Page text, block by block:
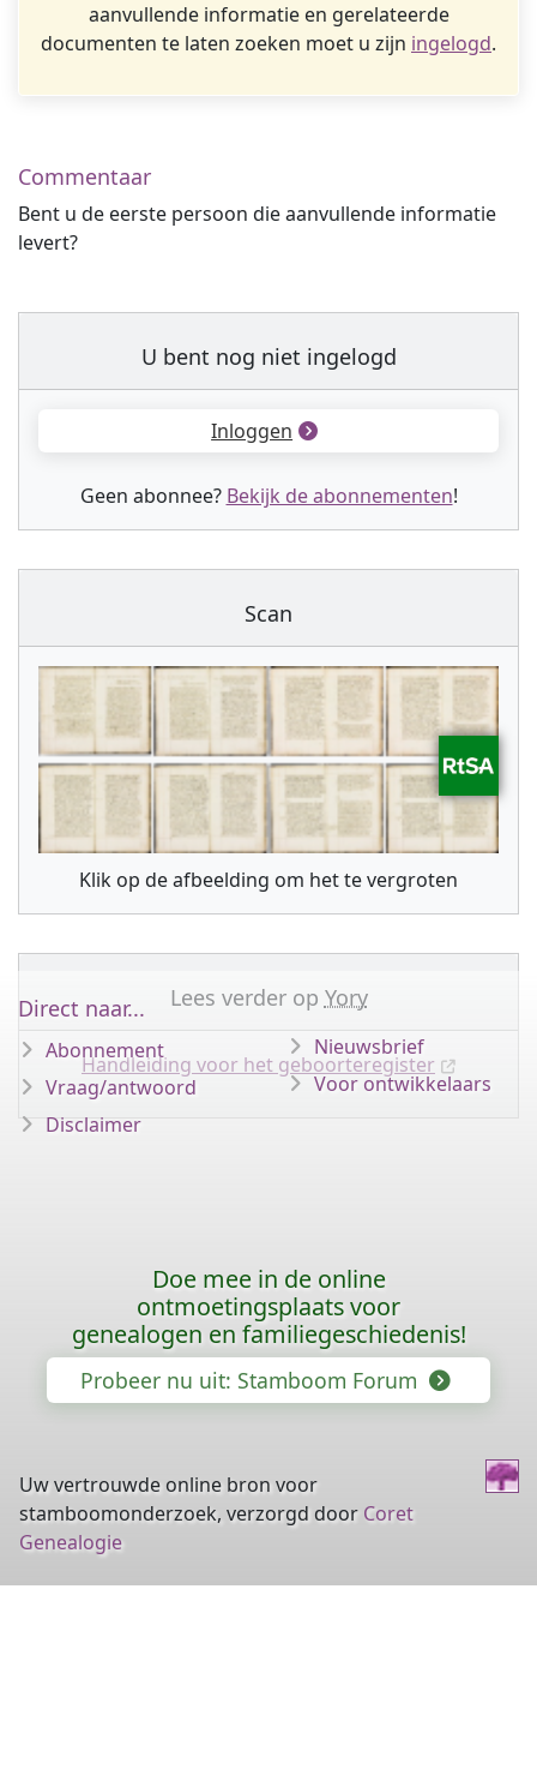
aanvullende informatie en gerelateerde
documenten te laten zoeken moet u zijn ingelogd.
Commentaar
Bent u de eerste persoon die aanvullende informatie
levert?
U bent nog niet ingelogd
Inloggen
Geen abonnee? Bekijk de abonnementen!
Scan
Klik op de afbeelding om het te vergroten
Lees verder op Yory
Handleiding voor het geboorteregister
Direct naar...
Abonnement
Vraag/antwoord
Disclaimer
Nieuwsbrief
Voor ontwikkelaars
Doe mee in de online
ontmoetingsplaats voor
genealogen en familiegeschiedenis!
Probeer nu uit: Stamboom Forum
Uw vertrouwde online bron voor
stamboomonderzoek, verzorgd door Coret
Genealogie